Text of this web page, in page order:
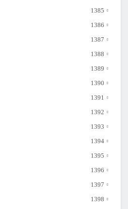
1385
1386
1387
1388
1389
1390
1391
1392
1393
1394
1395
1396
1397
1398